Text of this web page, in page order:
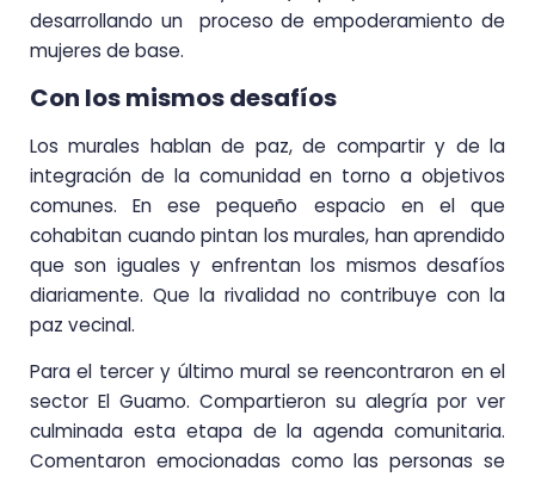
desarrollando un proceso de empoderamiento de
mujeres de base.
Con los mismos desafíos
Los murales hablan de paz, de compartir y de la
integración de la comunidad en torno a objetivos
comunes. En ese pequeño espacio en el que
cohabitan cuando pintan los murales, han aprendido
que son iguales y enfrentan los mismos desafíos
diariamente. Que la rivalidad no contribuye con la
paz vecinal.
Para el tercer y último mural se reencontraron en el
sector El Guamo. Compartieron su alegría por ver
culminada esta etapa de la agenda comunitaria.
Comentaron emocionadas como las personas se